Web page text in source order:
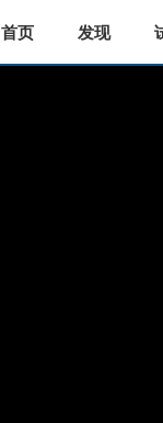
首页 发现